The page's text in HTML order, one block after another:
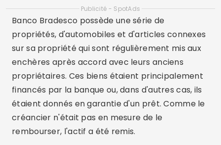
Publicité - SpotAds
Banco Bradesco possède une série de
propriétés, d'automobiles et d'articles connexes
sur sa propriété qui sont régulièrement mis aux
enchères après accord avec leurs anciens
propriétaires. Ces biens étaient principalement
financés par la banque ou, dans d'autres cas, ils
étaient donnés en garantie d'un prêt. Comme le
créancier n'était pas en mesure de le
rembourser, l'actif a été remis.